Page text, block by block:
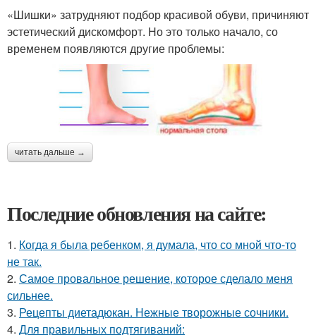
«Шишки» затрудняют подбор красивой обуви, причиняют
эстетический дискомфорт. Но это только начало, со
временем появляются другие проблемы:
читать дальше →
Последние обновления на сайте:
1. Когда я была ребенком, я думала, что со мной что-то
не так.
2. Самое провальное решение, которое сделало меня
сильнее.
3. Рецепты диетадюкан. Нежные творожные сочники.
4. Для правильных подтягиваний: